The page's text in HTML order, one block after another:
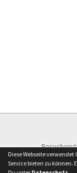
Diese Webseite
Service bieten zu können.